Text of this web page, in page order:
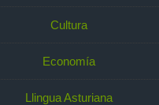
Cultura
Economía
Llingua Asturiana